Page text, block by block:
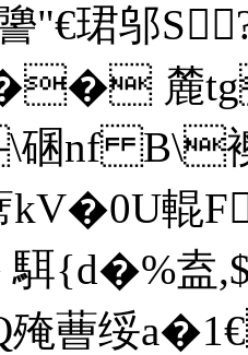
謽"€珺邬
麓tg
nf B\襖
kV�0U輥
駬{d�%
蓸绥